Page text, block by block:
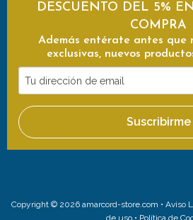
DESCUENTO DEL 5%
COMPRA
Además entérate antes que
exclusivas, nuevos
Tu
dirección
de
email
Suscribirme
Copyright © 2026 amarcord-store.com • Aviso
de uso • Política de